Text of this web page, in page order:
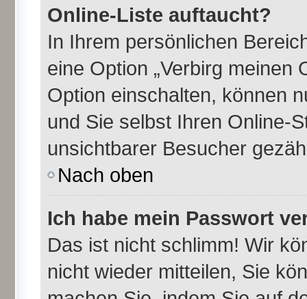
Online-Liste auftaucht?
In Ihrem persönlichen
eine Option „Verbirg meinen
Option einschalten, können
und Sie selbst Ihren Online-
unsichtbarer Besucher
Nach oben
Ich habe mein Passwort
Das ist nicht schlimm! Wir
nicht wieder mitteilen, Sie